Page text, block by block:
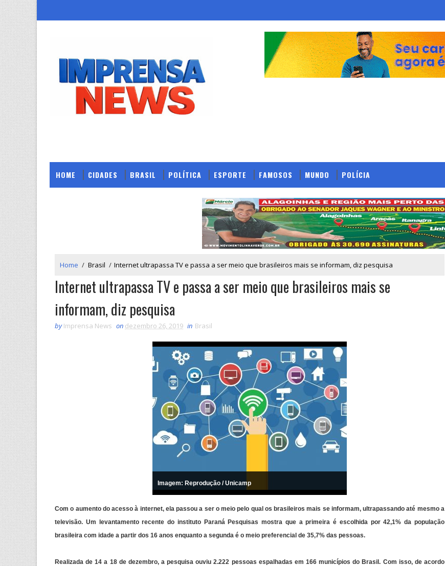
HOME CIDADES BRASIL POLÍTICA ESPORTE FAMOSOS MUNDO POLÍCIA
Home / Brasil / Internet ultrapassa TV e passa a ser meio que brasileiros mais se informam, diz pesquisa
Internet ultrapassa TV e passa a ser meio que brasileiros mais se
informam, diz pesquisa
by Imprensa News on dezembro 26, 2019 in Brasil
Imagem: Reprodução / Unicamp
Com o aumento do acesso à internet, ela passou a ser o meio pelo qual os brasileiros mais se informam, ultrapassando até mesmo a
televisão. Um levantamento recente do instituto Paraná Pesquisas mostra que a primeira é escolhida por 42,1% da população
brasileira com idade a partir dos 16 anos enquanto a segunda é o meio preferencial de 35,7% das pessoas.
Realizada de 14 a 18 de dezembro, a pesquisa ouviu 2.222 pessoas espalhadas em 166 municípios do Brasil. Com isso, de acordo